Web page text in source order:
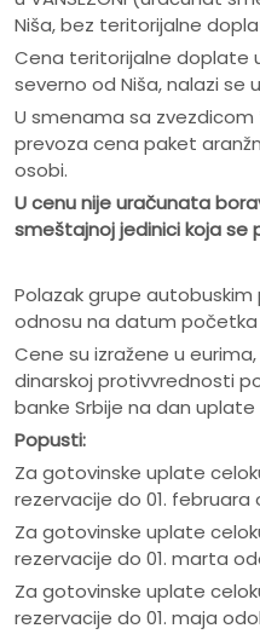
Niša, bez teritorijalne
Cena teritorijalne doplate
severno od Niša, nalazi se
U smenama sa
prevoza cena paket
osobi.
U cenu nije uračunata
smeštajnoj jedinici koja se
Polazak grupe
odnosu na datum
Cene su izražene u
dinarskoj protivvrednosti
banke Srbije na dan uplate
Popusti:
Za gotovinske uplate
rezervacije do 01.
Za gotovinske uplate
rezervacije do 01. marta
Za gotovinske uplate
rezervacije do 01. maja